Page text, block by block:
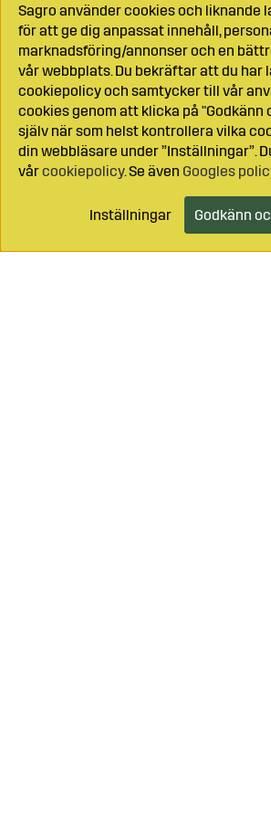
Lägg i
Sagro använder cookies och liknande
för att ge dig anpassat innehåll,
marknadsföring/annonser och en
vår webbplats. Du bekräftar att du har
cookiepolicy och samtycker till vår
cookies genom att klicka på "Godkänn
själv när som helst kontrollera vilka
din webbläsare under ”Inställningar”.
vårcookiepolicy. Se även Googles
Inställningar Godkänn